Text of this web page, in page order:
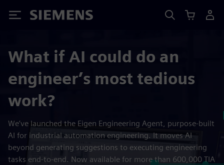
Siemens
What if AI could do an
engineer’s most tedious
work?
We’ve launched the Eigen Engineering Agent, purpose-built
AI for industrial automation engineering. It moves AI
beyond generating suggestions to executing engineering
tasks end-to-end. Now available for more than 600,000 TIA